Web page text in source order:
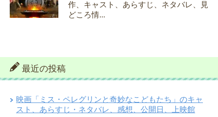
作、キャスト、あらすじ、ネタバレ、見
どころ情...
最近の投稿
映画「ミス・ペレグリンと奇妙なこどもたち」のキャ
スト、あらすじ・ネタバレ、感想、公開日、上映館